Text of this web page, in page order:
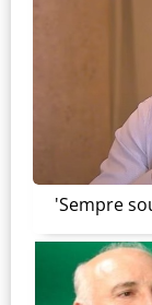
'Sempre